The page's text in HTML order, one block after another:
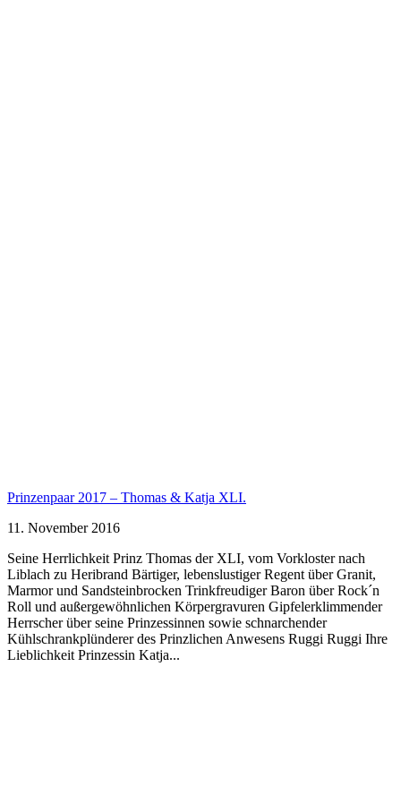
Prinzenpaar 2017 – Thomas & Katja XLI.
11. November 2016
Seine Herrlichkeit Prinz Thomas der XLI, vom Vorkloster nach
Liblach zu Heribrand Bärtiger, lebenslustiger Regent über Granit,
Marmor und Sandsteinbrocken Trinkfreudiger Baron über Rock´n
Roll und außergewöhnlichen Körpergravuren Gipfelerklimmender
Herrscher über seine Prinzessinnen sowie schnarchender
Kühlschrankplünderer des Prinzlichen Anwesens Ruggi Ruggi Ihre
Lieblichkeit Prinzessin Katja...